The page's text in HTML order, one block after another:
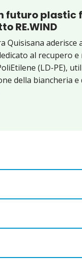
futuro plastic
RE.WIND
Quisisana
al recupero
(LD-PE),
della biancheria e